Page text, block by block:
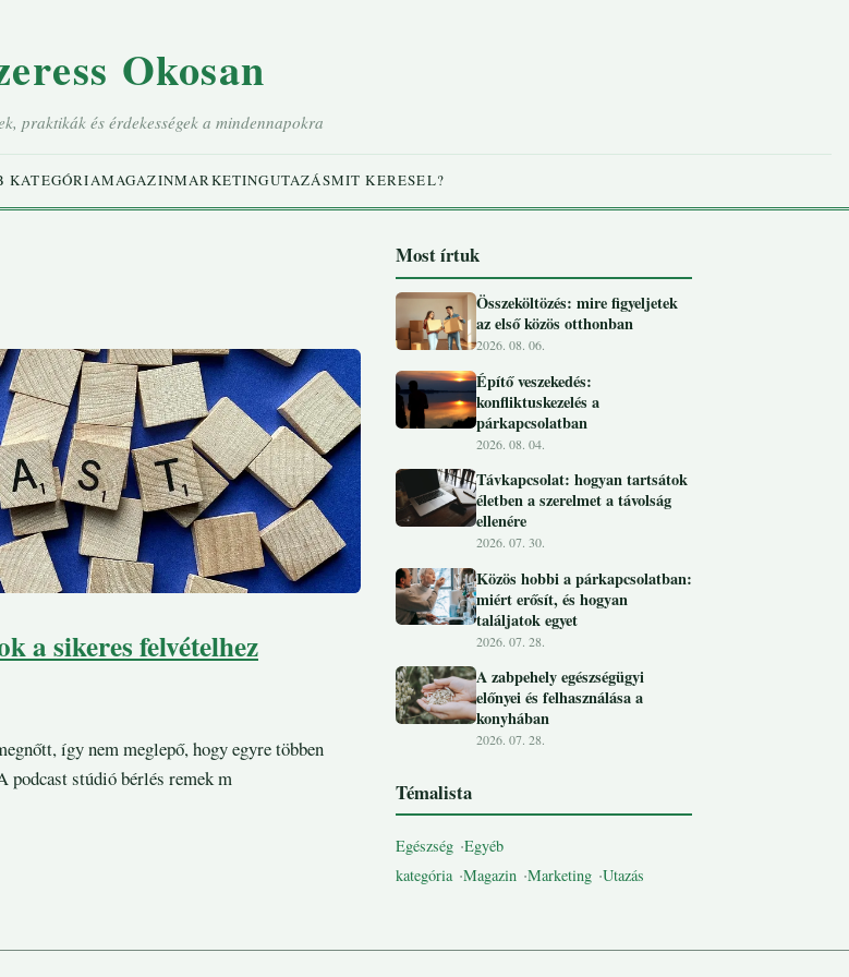
Okosan
praktikák és érdekességek a mindennapokra
KATEGÓRIAMAGAZINMARKETINGUTAZÁSMIT KERESEL?
a sikeres felvételhez
így nem meglepő, hogy egyre többen
podcast stúdió bérlés remek m
Most írtuk
Összeköltözés: mire figyeljetek
az első közös otthonban
2026. 08. 06.
Építő veszekedés:
konfliktuskezelés a
párkapcsolatban
2026. 08. 04.
Távkapcsolat: hogyan tartsátok
életben a szerelmet a távolság
ellenére
2026. 07. 30.
Közös hobbi a párkapcsolatban:
miért erősít, és hogyan
találjatok egyet
2026. 07. 28.
A zabpehely egészségügyi
előnyei és felhasználása a
konyhában
2026. 07. 28.
Témalista
Egészség Egyéb
kategória Magazin Marketing Utazás